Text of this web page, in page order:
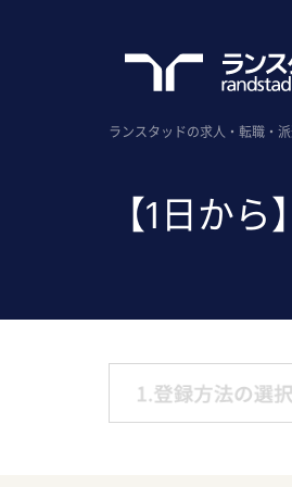
ランスタッドの求人・転職・
【1日か